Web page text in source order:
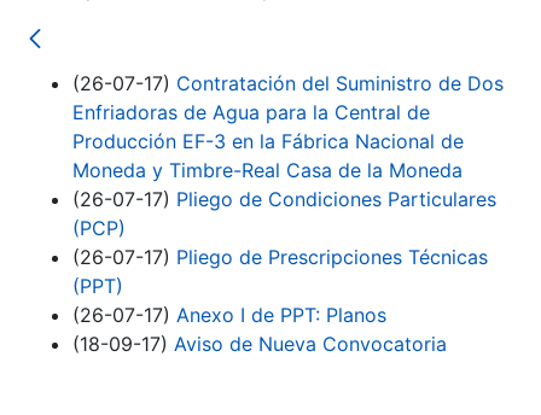
Erakutsi/Ezkutatu
(26-07-17) Contratación del Suministro de Dos
Enfriadoras de Agua para la Central de
Producción EF-3 en la Fábrica Nacional de
Moneda y Timbre-Real Casa de la Moneda
(26-07-17) Pliego de Condiciones Particulares
(PCP)
(26-07-17) Pliego de Prescripciones Técnicas
(PPT)
(26-07-17) Anexo I de PPT: Planos
(18-09-17) Aviso de Nueva Convocatoria